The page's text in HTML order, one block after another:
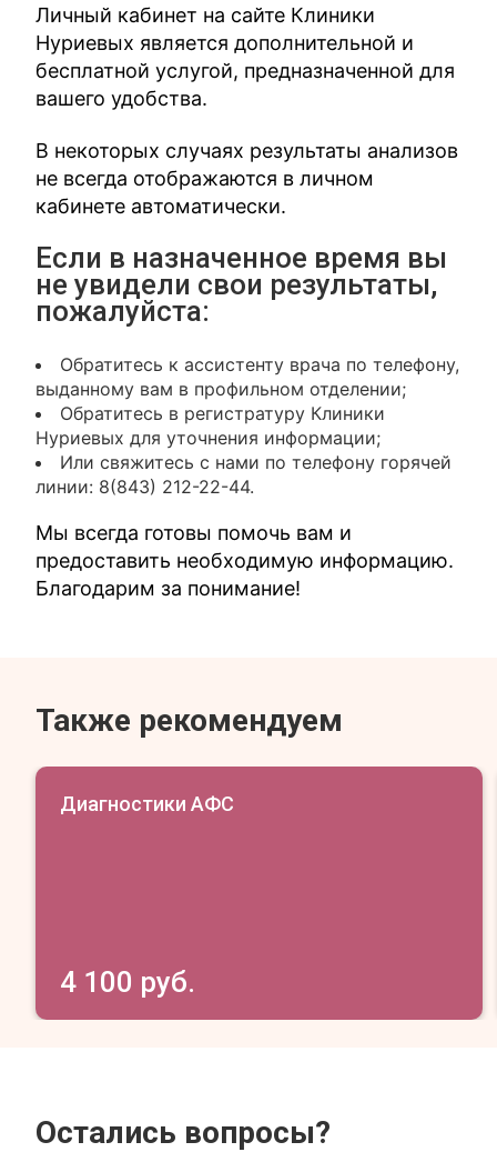
Личный кабинет на сайте Клиники
Нуриевых является дополнительной и
бесплатной услугой, предназначенной для
вашего удобства.
В некоторых случаях результаты анализов
не всегда отображаются в личном
кабинете автоматически.
Если в назначенное время вы
не увидели свои результаты,
пожалуйста:
Обратитесь к ассистенту врача по телефону,
выданному вам в профильном отделении;
Обратитесь в регистратуру Клиники
Нуриевых для уточнения информации;
Или свяжитесь с нами по телефону горячей
линии: 8(843) 212-22-44.
Мы всегда готовы помочь вам и
предоставить необходимую информацию.
Благодарим за понимание!
Также рекомендуем
Диагностики АФС
4 100 руб.
Остались вопросы?